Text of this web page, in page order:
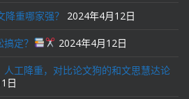
重哪家强？ 2024年4月12日
定？ 2024年4月12日
工降重，对比论文狗的和文思慧达论
日